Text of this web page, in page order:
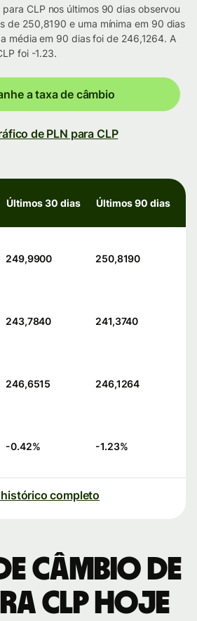
CLP nos últimos 90 dias observou
de 250,8190 e uma mínima em 90 dias
média em 90 dias foi de 246,1264. A
foi -1.23.
a taxa de câmbio
de PLN para CLP
Últimos 30 dias Últimos 90 dias
249,9900 250,8190
243,7840 241,3740
246,6515 246,1264
-0.42% -1.23%
completo
câmbio de
CLP hoje